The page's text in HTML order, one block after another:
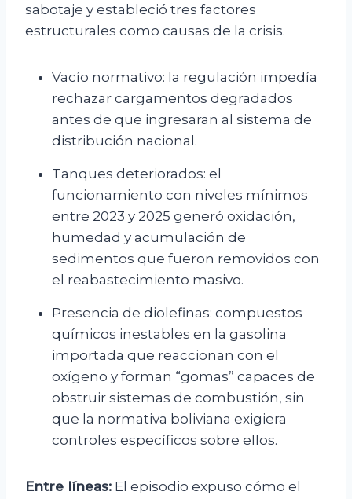
sabotaje y estableció tres factores
estructurales como causas de la crisis.
Vacío normativo: la regulación impedía
rechazar cargamentos degradados
antes de que ingresaran al sistema de
distribución nacional.
Tanques deteriorados: el
funcionamiento con niveles mínimos
entre 2023 y 2025 generó oxidación,
humedad y acumulación de
sedimentos que fueron removidos con
el reabastecimiento masivo.
Presencia de diolefinas: compuestos
químicos inestables en la gasolina
importada que reaccionan con el
oxígeno y forman “gomas” capaces de
obstruir sistemas de combustión, sin
que la normativa boliviana exigiera
controles específicos sobre ellos.
Entre líneas: El episodio expuso cómo el